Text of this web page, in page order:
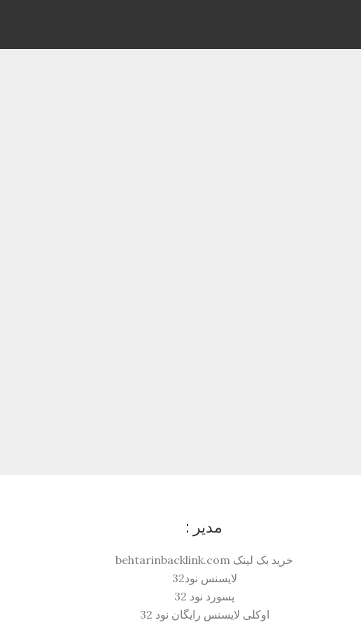
مدیر :
خرید بک لینک behtarinbacklink.com
لایسنس نود32
پسورد نود 32
اوکلی لایسنس رایگان نود 32